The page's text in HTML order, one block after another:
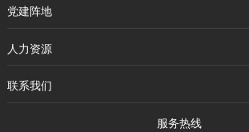
党建阵地
人力资源
联系我们
服务热线